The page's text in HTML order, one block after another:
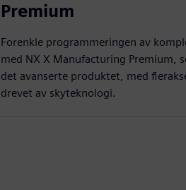
Premium
Forenkle programmeringen av
med NX X Manufacturing Premium,
det avanserte produktet, med
drevet av skyteknologi.